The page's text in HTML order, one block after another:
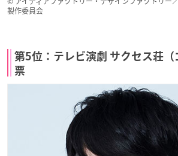
製作委員会
第5位：テレビ演劇 サクセス荘
票